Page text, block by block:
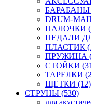
БАРАБАНЫ
DRUM-
ПАЛОЧКИ
ПЕДАЛИ
ПЛАСТИК
ПРУЖИНА
СТОЙКИ
ТАРЕЛКИ
ЩЕТКИ (12)
СТРУНЫ (530)
для